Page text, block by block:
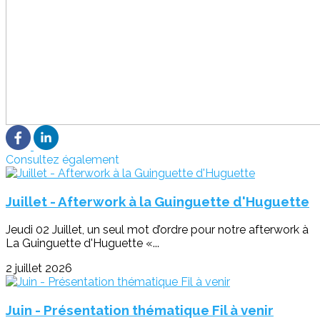
Consultez également
Juillet - Afterwork à la Guinguette d'Huguette
Jeudi 02 Juillet, un seul mot d’ordre pour notre afterwork à
La Guinguette d'Huguette «...
2 juillet 2026
Juin - Présentation thématique Fil à venir